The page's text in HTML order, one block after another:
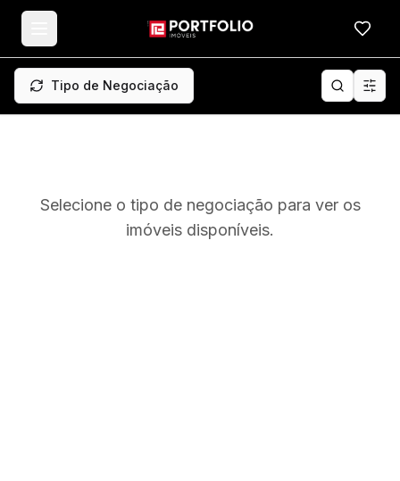
Tipo de Negociação
Selecione o tipo de negociação para ver os
imóveis disponíveis.